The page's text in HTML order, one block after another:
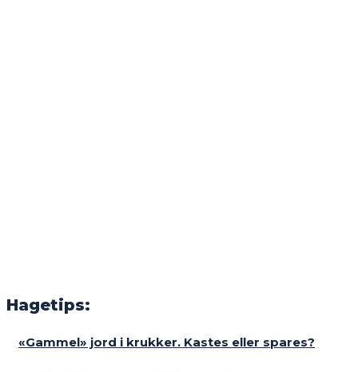
Hagetips:
«Gammel» jord i krukker. Kastes eller spares?